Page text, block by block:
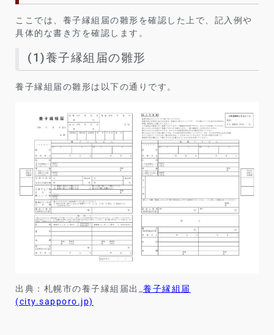
ここでは、養子縁組届の雛形を確認した上で、記入例や
具体的な書き方を確認します。
(1)養子縁組届の雛形
養子縁組届の雛形は以下の通りです。
出典：札幌市の養子縁組届出_ 養子縁組届
(city.sapporo.jp)